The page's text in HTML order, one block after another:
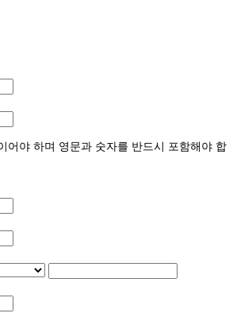
어야 하며 영문과 숫자를 반드시 포함해야 합